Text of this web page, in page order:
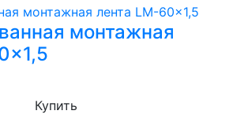
монтажная
Купить